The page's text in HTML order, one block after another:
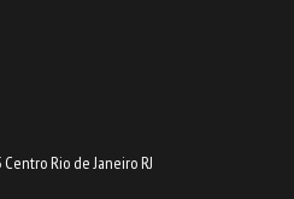
Rio de Janeiro RJ